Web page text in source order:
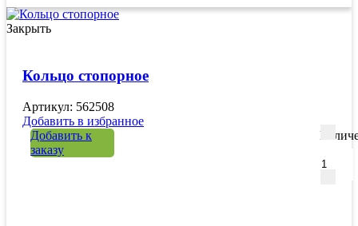
Закрыть
Кольцо стопорное
Артикул: 562508
Добавить в избранное
Добавить к
заказу